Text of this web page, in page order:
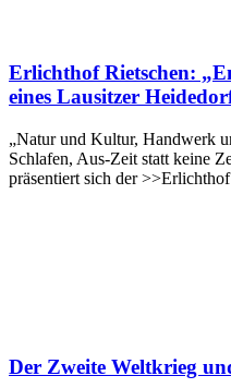
Erlichthof Rietschen:
eines Lausitzer
„Natur und Kultur, Handwerk
Schlafen, Aus-Zeit statt keine
präsentiert sich der >>Erlichthof
Der Zweite Weltkrieg